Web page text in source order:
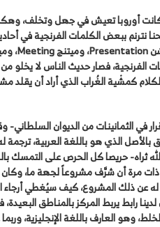
أوروبا تعيش في جهل وتخلف، وهكذا
الفرنجية، فصار حديث الناس لا
كمشْية الغُراب الذي أراد أن يقلد
في الثمانينات من الديوان السلطاني-
بالأصل الذي هو باللغة العربية، ترجمة
ثراه- حريصا كل الحرص على التمسك
مرة أن شرَّف مشروعاً لجهة ما،
رابط يربط المركز بالمناطق
وهو العارف باللغة الإنجليزية،